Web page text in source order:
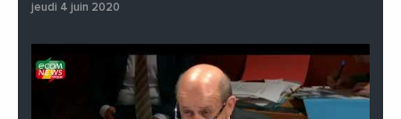
jeudi 4 juin 2020